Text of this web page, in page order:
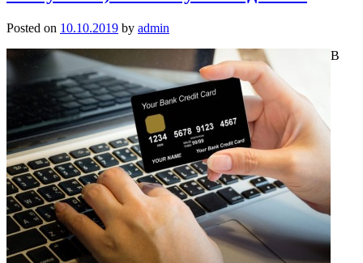
Posted on 10.10.2019 by admin
В